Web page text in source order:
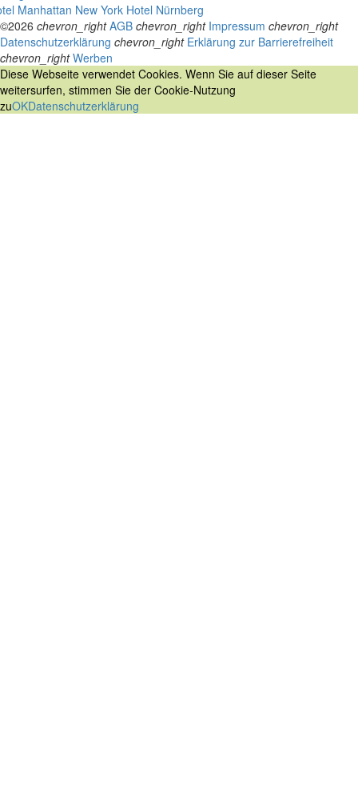
Manhattan New York Hotel Nürnberg
©2026 chevron_right AGB chevron_right Impressum chevron_right
Datenschutzerklärung chevron_right Erklärung zur Barrierefreiheit
chevron_right Werben
Diese Webseite verwendet Cookies. Wenn Sie auf dieser Seite
weitersurfen, stimmen Sie der Cookie-Nutzung
zuOKDatenschutzerklärung